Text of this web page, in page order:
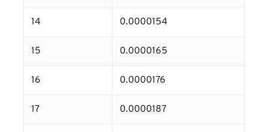
14 0.0000154
15 0.0000165
16 0.0000176
17 0.0000187